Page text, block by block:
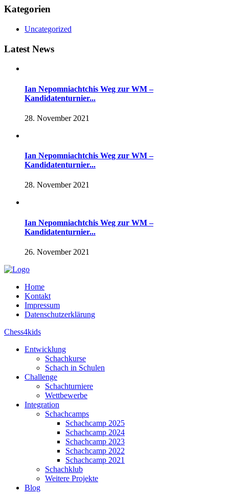
Kategorien
Uncategorized
Latest News
Ian Nepomniachtchis Weg zur WM –
Kandidatenturnier...
28. November 2021
Ian Nepomniachtchis Weg zur WM –
Kandidatenturnier...
28. November 2021
Ian Nepomniachtchis Weg zur WM –
Kandidatenturnier...
26. November 2021
Home
Kontakt
Impressum
Datenschutzerklärung
Chess4kids
Entwicklung
Schachkurse
Schach in Schulen
Challenge
Schachturniere
Wettbewerbe
Integration
Schachcamps
Schachcamp 2025
Schachcamp 2024
Schachcamp 2023
Schachcamp 2022
Schachcamp 2021
Schachklub
Weitere Projekte
Blog